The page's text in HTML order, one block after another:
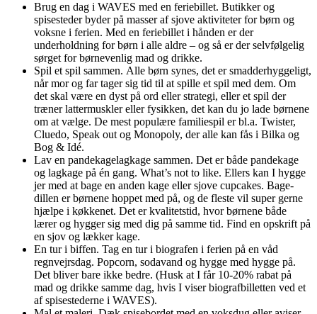
Brug en dag i WAVES med en feriebillet. Butikker og
spisesteder byder på masser af sjove aktiviteter for børn og
voksne i ferien. Med en feriebillet i hånden er der
underholdning for børn i alle aldre – og så er der selvfølgelig
sørget for børnevenlig mad og drikke.
Spil et spil sammen. Alle børn synes, det er smadderhyggeligt,
når mor og far tager sig tid til at spille et spil med dem. Om
det skal være en dyst på ord eller strategi, eller et spil der
træner lattermuskler eller fysikken, det kan du jo lade børnene
om at vælge. De mest populære familiespil er bl.a. Twister,
Cluedo, Speak out og Monopoly, der alle kan fås i Bilka og
Bog & Idé.
Lav en pandekagelagkage sammen. Det er både pandekage
og lagkage på én gang. What’s not to like. Ellers kan I hygge
jer med at bage en anden kage eller sjove cupcakes. Bage-
dillen er børnene hoppet med på, og de fleste vil super gerne
hjælpe i køkkenet. Det er kvalitetstid, hvor børnene både
lærer og hygger sig med dig på samme tid. Find en opskrift på
en sjov og lækker kage.
En tur i biffen. Tag en tur i biografen i ferien på en våd
regnvejrsdag. Popcorn, sodavand og hygge med hygge på.
Det bliver bare ikke bedre. (Husk at I får 10-20% rabat på
mad og drikke samme dag, hvis I viser biografbilletten ved et
af spisestederne i WAVES).